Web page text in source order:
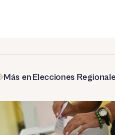
Más en Elecciones